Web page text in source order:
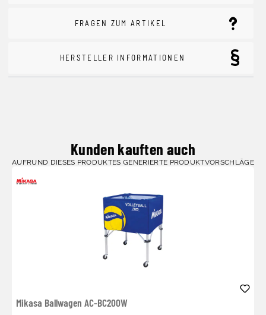
FRAGEN ZUM ARTIKEL
HERSTELLER INFORMATIONEN
Kunden kauften auch
AUFRUND DIESES PRODUKTES GENERIERTE PRODUKTVORSCHLÄGE
Mikasa Ballwagen AC-BC200W